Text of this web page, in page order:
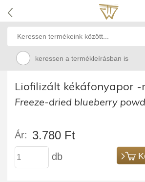
keressen a termékleírásban is
Liofilizált kékáfonyapor -
Freeze-dried blueberry
Ár: 3.780 Ft
db